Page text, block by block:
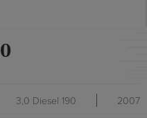
3,0 Diesel 190 2007